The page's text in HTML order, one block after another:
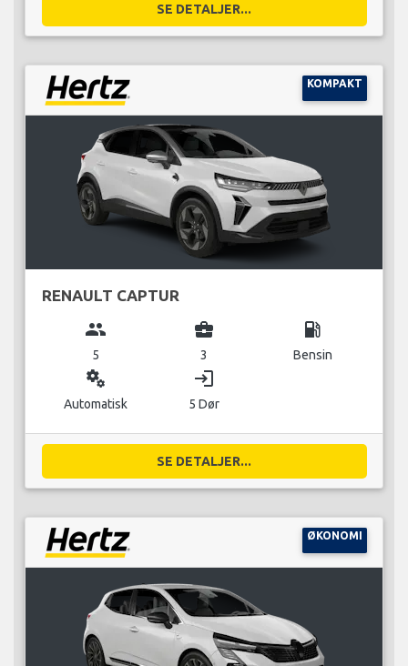
SE DETALJER...
KOMPAKT
RENAULT CAPTUR
group
5
business_center
3
local_gas_station
Bensin
miscellaneous_services
Automatisk
login
5 Dør
SE DETALJER...
ØKONOMI